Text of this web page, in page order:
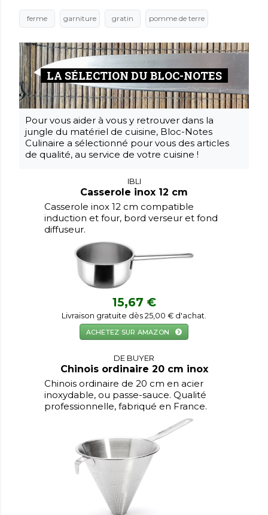
ferme garniture gratin pomme de terre
LA SÉLECTION DU BLOC-NOTES
Pour vous aider à vous y retrouver dans la
jungle du matériel de cuisine, Bloc-Notes
Culinaire a sélectionné pour vous des articles
de qualité, au service de votre cuisine !
IBLI
Casserole inox 12 cm
Casserole inox 12 cm compatible
induction et four, bord verseur et fond
diffuseur.
15,67 €
Livraison gratuite dès 25,00 € d'achat.
ACHETEZ SUR AMAZON
DE BUYER
Chinois ordinaire 20 cm inox
Chinois ordinaire de 20 cm en acier
inoxydable, ou passe-sauce. Qualité
professionnelle, fabriqué en France.